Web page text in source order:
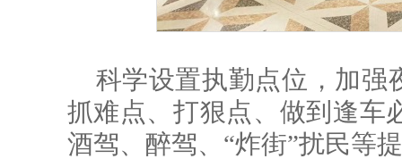
科学设置执勤点位，加强
抓难点、打狠点、做到逢车
酒驾、醉驾、“炸街”扰民等